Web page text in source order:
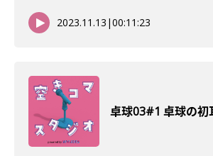
2023.11.13 |00:11:23
卓球03#1 卓球の初